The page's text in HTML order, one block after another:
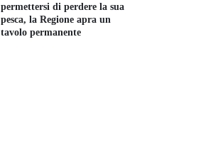
permettersi di perdere la sua
pesca, la Regione apra un
tavolo permanente